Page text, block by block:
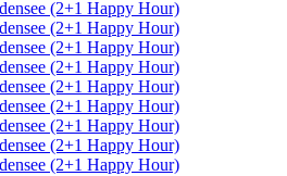
(2+1 Happy Hour)
(2+1 Happy Hour)
(2+1 Happy Hour)
(2+1 Happy Hour)
(2+1 Happy Hour)
(2+1 Happy Hour)
(2+1 Happy Hour)
(2+1 Happy Hour)
(2+1 Happy Hour)